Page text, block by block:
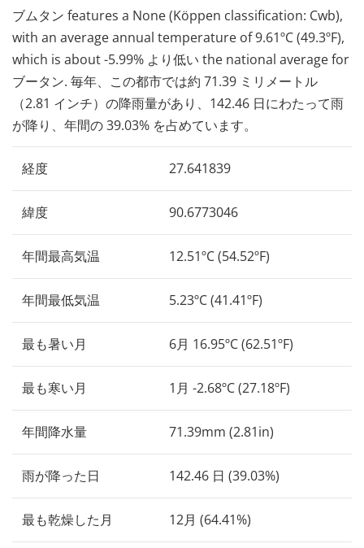
ブムタン features a None (Köppen classification: Cwb),
with an average annual temperature of 9.61ºC (49.3ºF),
which is about -5.99% より低い the national average for
ブータン. 毎年、この都市では約 71.39 ミリメートル
（2.81 インチ）の降雨量があり、142.46 日にわたって雨
が降り、年間の 39.03% を占めています。
経度 27.641839
緯度 90.6773046
年間最高気温 12.51ºC (54.52ºF)
年間最低気温 5.23ºC (41.41ºF)
最も暑い月 6月 16.95ºC (62.51ºF)
最も寒い月 1月 -2.68ºC (27.18ºF)
年間降水量 71.39mm (2.81in)
雨が降った日 142.46 日 (39.03%)
最も乾燥した月 12月 (64.41%)